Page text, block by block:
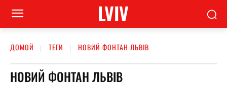
LVIV
ДОМОЙ ТЕГИ НОВИЙ ФОНТАН ЛЬВІВ
НОВИЙ ФОНТАН ЛЬВІВ